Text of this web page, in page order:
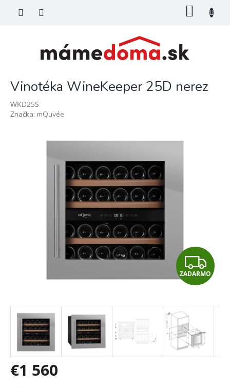
Vinotéka WineKeeper 25D nerez
WKD25S
Značka: mQuvée
Z
A
D
A
ZADARMO
€1 560